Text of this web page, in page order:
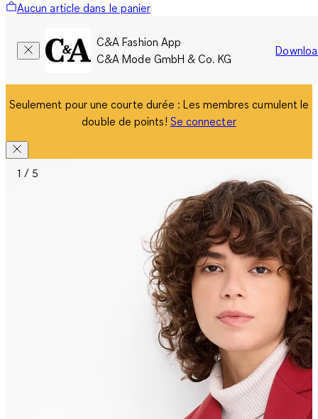
Aucun article dans le panier
C&A Fashion App
C&A Mode GmbH & Co. KG
Seulement pour une courte durée : Les membres cumulent le
double de points! Se connecter
1 / 5